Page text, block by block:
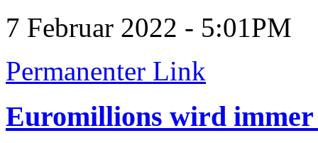
7 Februar 2022 - 5:01PM
Permanenter Link
Euromillions wird